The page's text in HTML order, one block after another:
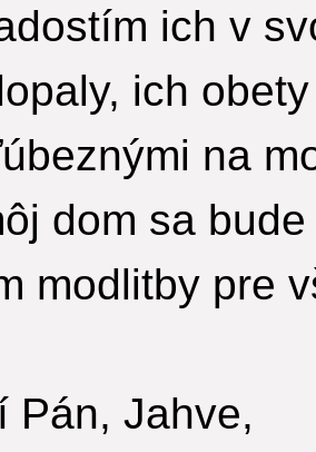
ich v
ich obety
na
dom sa
modlitby pre
Pán, Jahve,